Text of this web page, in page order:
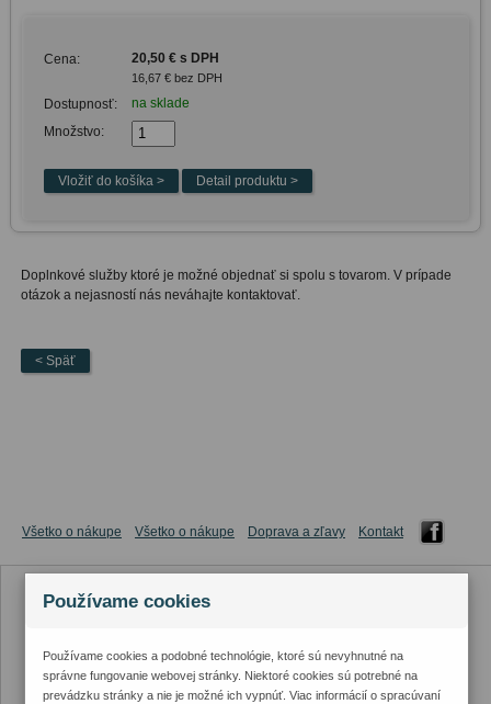
Cena: 20,50 € s DPH
16,67 € bez DPH
Dostupnosť:
na sklade
Množstvo:
Doplnkové služby ktoré je možné objednať si spolu s tovarom. V prípade
otázok a nejasností nás neváhajte kontaktovať.
< Späť
Všetko o nákupe Všetko o nákupe Doprava a zľavy Kontakt
Používame cookies
Používame cookies a podobné technológie, ktoré sú nevyhnutné na
správne fungovanie webovej stránky. Niektoré cookies sú potrebné na
prevádzku stránky a nie je možné ich vypnúť. Viac informácií o spracúvaní